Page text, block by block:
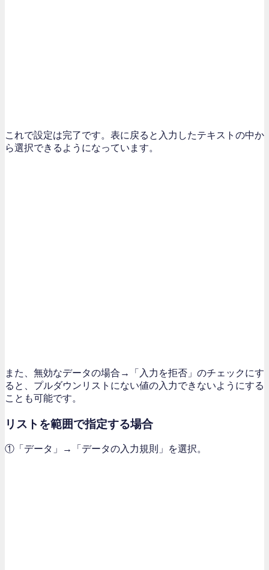
これで設定は完了です。表に戻ると入力したテキストの中か
ら選択できるようになっています。
また、無効なデータの場合→「入力を拒否」のチェックにす
ると、プルダウンリストにない値の入力できないようにする
ことも可能です。
リストを範囲で指定する場合
①「データ」→「データの入力規則」を選択。